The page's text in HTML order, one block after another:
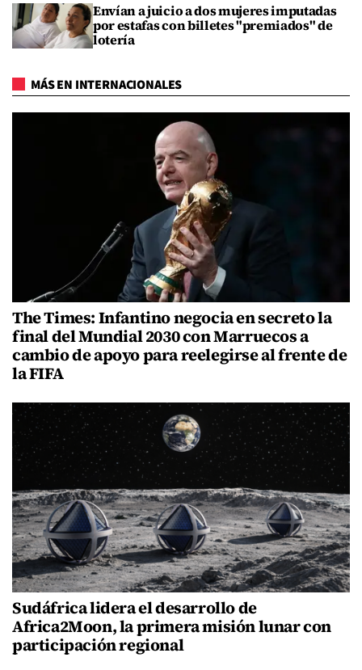
Envían a juicio a dos mujeres imputadas
por estafas con billetes "premiados" de
lotería
MÁS EN INTERNACIONALES
The Times: Infantino negocia en secreto la
final del Mundial 2030 con Marruecos a
cambio de apoyo para reelegirse al frente de
la FIFA
Sudáfrica lidera el desarrollo de
Africa2Moon, la primera misión lunar con
participación regional